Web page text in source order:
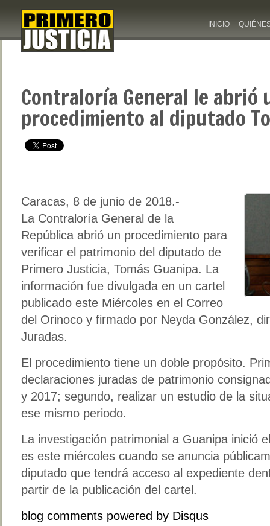
INICIO
Contraloría General le abrió
procedimiento al diputado
Caracas, 8 de junio de 2018.-
La Contraloría General de la
República abrió un procedimiento para
verificar el patrimonio del diputado de
Primero Justicia, Tomás Guanipa. La
información fue divulgada en un cartel
publicado este Miércoles en el Correo
del Orinoco y firmado por Neyda González,
Juradas.
El procedimiento tiene un doble propósito.
declaraciones juradas de patrimonio
y 2017; segundo, realizar un estudio de la
ese mismo periodo.
La investigación patrimonial a Guanipa inició
es este miércoles cuando se anuncia
diputado que tendrá acceso al expediente
partir de la publicación del cartel.
blog comments powered by Disqus